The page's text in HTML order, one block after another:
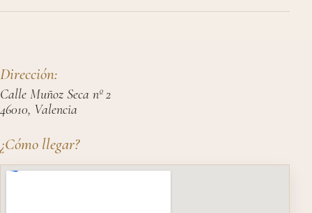
Dirección:
Calle Muñoz Seca nº 2
46010, Valencia
¿Cómo llegar?